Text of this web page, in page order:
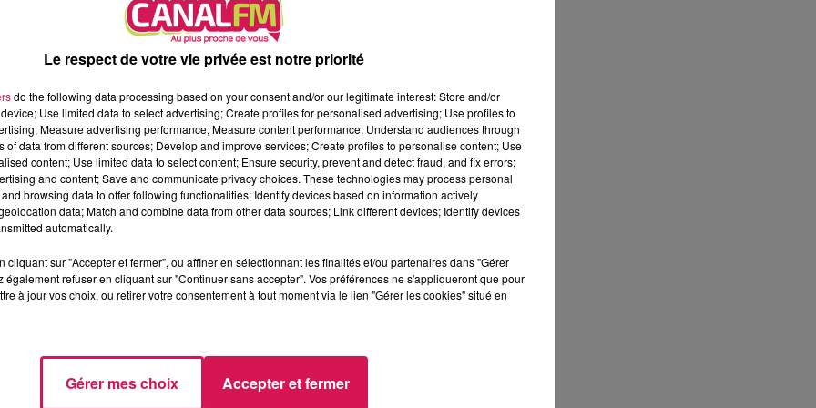
1er adjoint : Arnaud Beauquel.
historique, tel est l’objectif de la municipalité dirigée par
entièrement rénové l’an prochain, à l’extérieur, comme à
des travaux de mise en accessibilité pour les personnes à
il a été stoppé et abandonné. Cette salle sera
Maubeuge Val de Sambre
pour choisir entre deux candidats déclarés : Bernard
le maire de Maubeuge, à moins qu’ils arrivent à s’entendre
président démissionnaire, Benjamin Saint-Huile, souhaite
depuis 2014 et continué ainsi à défendre les intérêts du
Le respect de votre vie privée est notre priorité
do the following data processing based on your consent and/or our legitimate interest: Store and/or
Use limited data to select advertising; Create profiles for personalised advertising; Use profiles to
Measure advertising performance; Measure content performance; Understand audiences through
of data from different sources; Develop and improve services; Create profiles to personalise content; Use
content; Use limited data to select content; Ensure security, prevent and detect fraud, and fix errors;
and content; Save and communicate privacy choices. These technologies may process personal
browsing data to offer following functionalities: Identify devices based on information actively
data; Match and combine data from other data sources; Link different devices; Identify devices
automatically.
cliquant sur "Accepter et fermer", ou affiner en sélectionnant les finalités et/ou partenaires dans "Gérer
également refuser en cliquant sur "Continuer sans accepter". Vos préférences ne s'appliqueront que pour
à jour vos choix, ou retirer votre consentement à tout moment via le lien "Gérer les cookies" situé en
Gérer mes choix Accepter et fermer